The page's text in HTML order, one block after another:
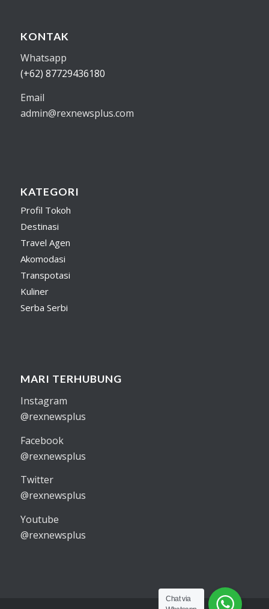
KONTAK
Whatsapp
(+62) 87729436180
Email
admin@rexnewsplus.com
KATEGORI
Profil Tokoh
Destinasi
Travel Agen
Akomodasi
Transpotasi
Kuliner
Serba Serbi
MARI TERHUBUNG
Instagram
@rexnewsplus
Facebook
@rexnewsplus
Twitter
@rexnewsplus
Youtube
@rexnewsplus
Chat via